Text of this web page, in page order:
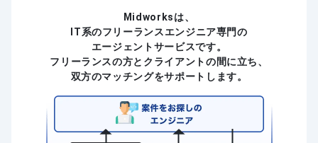
Midworksは、
IT系のフリーランスエンジニア専門の
エージェントサービスです。
フリーランスの方とクライアントの間に立ち、
双方のマッチングをサポートします。